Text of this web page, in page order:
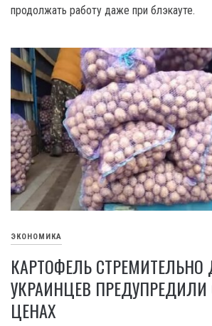
продолжать работу даже при блэкауте.
ЭКОНОМИКА
КАРТОФЕЛЬ СТРЕМИТЕЛЬНО
УКРАИНЦЕВ
ЦЕНАХ